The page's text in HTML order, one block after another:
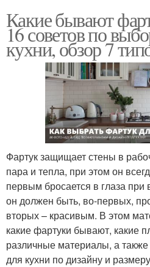
Какие бывают
16 советов по
кухни, обзор 7
Фартук защищает стены в
пара и тепла, при этом он
первым бросается в глаза
он должен быть, во-первых,
вторых – красивым. В этом
какие фартуки бывают, какие
различные материалы, а
для кухни по дизайну и